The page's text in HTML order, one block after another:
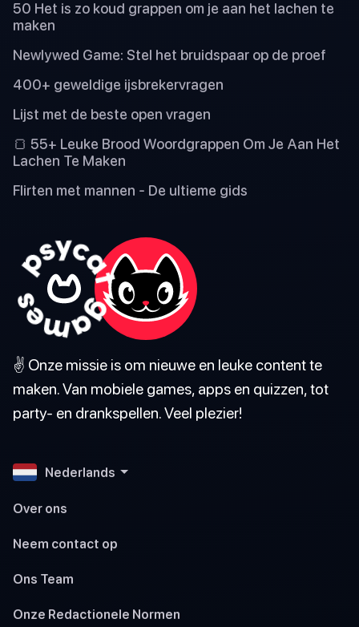
50 Het is zo koud grappen om je aan het lachen te
maken
Newlywed Game: Stel het bruidspaar op de proef
400+ geweldige ijsbrekervragen
Lijst met de beste open vragen
🍞 55+ Leuke Brood Woordgrappen Om Je Aan Het
Lachen Te Maken
Flirten met mannen - De ultieme gids
✌️ Onze missie is om nieuwe en leuke content te
maken. Van mobiele games, apps en quizzen, tot
party- en drankspellen. Veel plezier!
Nederlands
Over ons
Neem contact op
Ons Team
Onze Redactionele Normen